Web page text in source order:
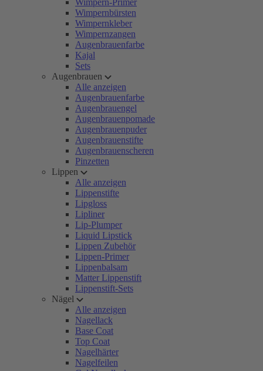
Wimpern-Primer
Wimpernbürsten
Wimpernkleber
Wimpernzangen
Augenbrauenfarbe
Kajal
Sets
Augenbrauen
Alle anzeigen
Augenbrauenfarbe
Augenbrauengel
Augenbrauenpomade
Augenbrauenpuder
Augenbrauenstifte
Augenbrauenscheren
Pinzetten
Lippen
Alle anzeigen
Lippenstifte
Lipgloss
Lipliner
Lip-Plumper
Liquid Lipstick
Lippen Zubehör
Lippen-Primer
Lippenbalsam
Matter Lippenstift
Lippenstift-Sets
Nägel
Alle anzeigen
Nagellack
Base Coat
Top Coat
Nagelhärter
Nagelfeilen